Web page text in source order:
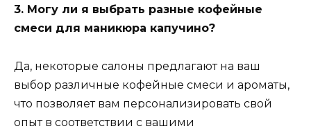
3. Могу ли я выбрать разные кофейные
смеси для маникюра капучино?
Да, некоторые салоны предлагают на ваш
выбор различные кофейные смеси и ароматы,
что позволяет вам персонализировать свой
опыт в соответствии с вашими